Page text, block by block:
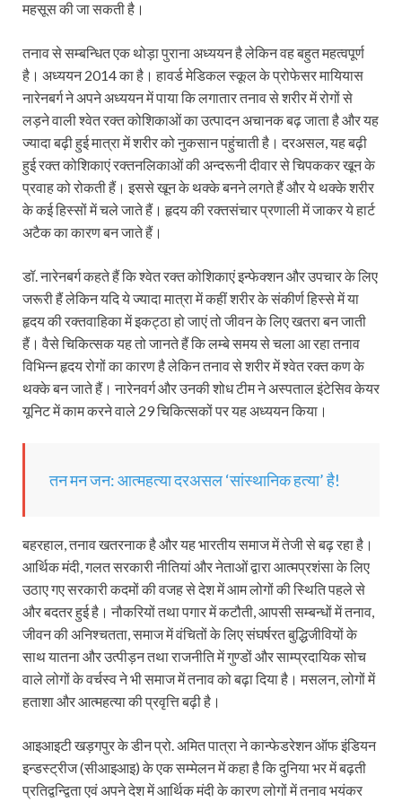
महसूस की जा सकती है।
तनाव से सम्बन्धित एक थोड़ा पुराना अध्ययन है लेकिन वह बहुत महत्वपूर्ण
है। अध्ययन 2014 का है। हावर्ड मेडिकल स्कूल के प्रोफेसर मायियास
नारेनबर्ग ने अपने अध्ययन में पाया कि लगातार तनाव से शरीर में रोगों से
लड़ने वाली श्वेत रक्त कोशिकाओं का उत्पादन अचानक बढ़ जाता है और यह
ज्यादा बढ़ी हुई मात्रा में शरीर को नुकसान पहुंचाती है। दरअसल, यह बढ़ी
हुई रक्त कोशिकाएं रक्तनलिकाओं की अन्दरूनी दीवार से चिपककर खून के
प्रवाह को रोकती हैं। इससे खून के थक्के बनने लगते हैं और ये थक्के शरीर
के कई हिस्सों में चले जाते हैं। हृदय की रक्तसंचार प्रणाली में जाकर ये हार्ट
अटैक का कारण बन जाते हैं।
डॉ. नारेनबर्ग कहते हैं कि श्वेत रक्त कोशिकाएं इन्फेक्शन और उपचार के लिए
जरूरी हैं लेकिन यदि ये ज्यादा मात्रा में कहीं शरीर के संकीर्ण हिस्से में या
हृदय की रक्तवाहिका में इकट्ठा हो जाएं तो जीवन के लिए खतरा बन जाती
हैं। वैसे चिकित्सक यह तो जानते हैं कि लम्बे समय से चला आ रहा तनाव
विभिन्न हृदय रोगों का कारण है लेकिन तनाव से शरीर में श्वेत रक्त कण के
थक्के बन जाते हैं। नारेनवर्ग और उनकी शोध टीम ने अस्पताल इंटेसिव केयर
यूनिट में काम करने वाले 29 चिकित्सकों पर यह अध्ययन किया।
तन मन जन: आत्महत्या दरअसल ‘सांस्थानिक हत्या’ है!
बहरहाल, तनाव खतरनाक है और यह भारतीय समाज में तेजी से बढ़ रहा है।
आर्थिक मंदी, गलत सरकारी नीतियां और नेताओं द्वारा आत्मप्रशंसा के लिए
उठाए गए सरकारी कदमों की वजह से देश में आम लोगों की स्थिति पहले से
और बदतर हुई है। नौकरियों तथा पगार में कटौती, आपसी सम्बन्धों में तनाव,
जीवन की अनिश्चतता, समाज में वंचितों के लिए संघर्षरत बुद्धिजीवियों के
साथ यातना और उत्पीड़न तथा राजनीति में गुण्डों और साम्प्रदायिक सोच
वाले लोगों के वर्चस्व ने भी समाज में तनाव को बढ़ा दिया है। मसलन, लोगों में
हताशा और आत्महत्या की प्रवृत्ति बढ़ी है।
आइआइटी खड़गपुर के डीन प्रो. अमित पात्रा ने कान्फेडरेशन ऑफ इंडियन
इन्डस्ट्रीज (सीआइआइ) के एक सम्मेलन में कहा है कि दुनिया भर में बढ़ती
प्रतिद्वन्द्विता एवं अपने देश में आर्थिक मंदी के कारण लोगों में तनाव भयंकर